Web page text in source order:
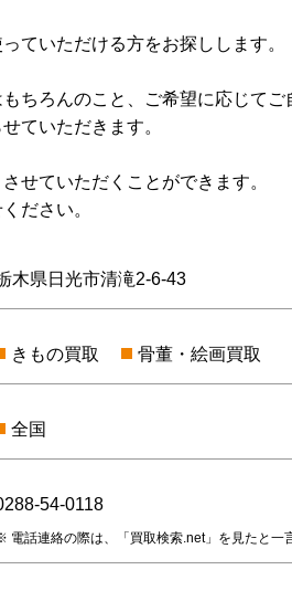
ていただける方をお探しします。
ちろんのこと、ご希望に応じて
ていただきます。
せていただくことができます。
ださい。
木県日光市清滝2-6-43
きもの買取 骨董・絵画買取
全国
54-0118
電話連絡の際は、「買取検索.net」を見たと一